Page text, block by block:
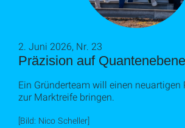
Präzision auf Quantenebene
2. Juni 2026, Nr. 23
Ein Gründerteam will einen neuartigen
zur Marktreife bringen.
[Bild: Nico Scheller]